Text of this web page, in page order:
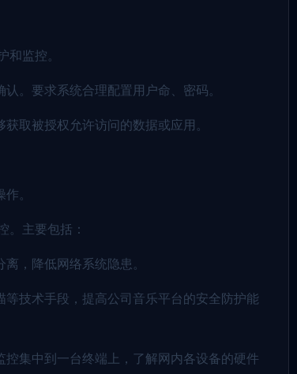
监控。
。要求系统合理配置用户命、密码。
取被授权允许访问的数据或应用。
。
。主要包括：
，降低网络系统隐患。
等技术手段，提高公司音乐平台的安全防护能
控集中到一台终端上，了解网内各设备的硬件